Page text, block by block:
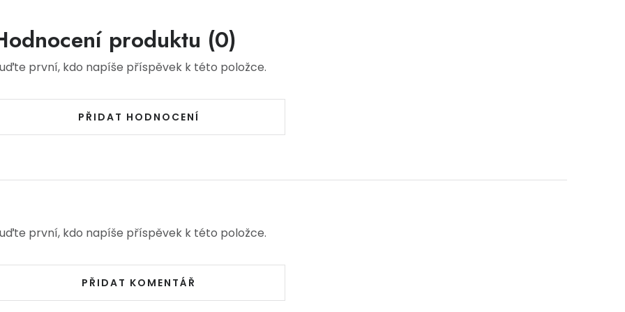
produktu (0)
první, kdo napíše příspěvek k této položce.
PŘIDAT HODNOCENÍ
první, kdo napíše příspěvek k této položce.
PŘIDAT KOMENTÁŘ